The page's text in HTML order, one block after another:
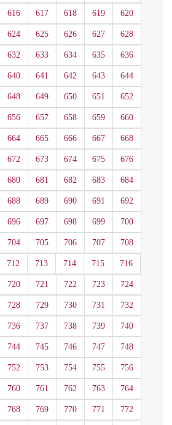
616 617 618 619 620
624 625 626 627 628
632 633 634 635 636
640 641 642 643 644
648 649 650 651 652
656 657 658 659 660
664 665 666 667 668
672 673 674 675 676
680 681 682 683 684
688 689 690 691 692
696 697 698 699 700
704 705 706 707 708
712 713 714 715 716
720 721 722 723 724
728 729 730 731 732
736 737 738 739 740
744 745 746 747 748
752 753 754 755 756
760 761 762 763 764
768 769 770 771 772